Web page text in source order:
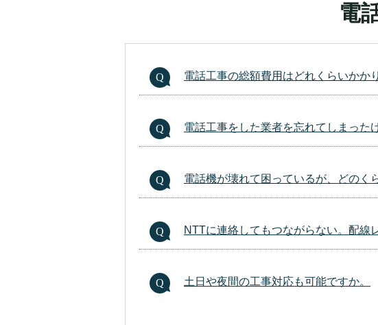
電
電話工事の総額費用はどれくらいかか
電話工事をした業者を忘れてしまった
電話機が壊れて困っているが、どのく
NTTに連絡してもつながらない。配線
土日や夜間の工事対応も可能ですか。